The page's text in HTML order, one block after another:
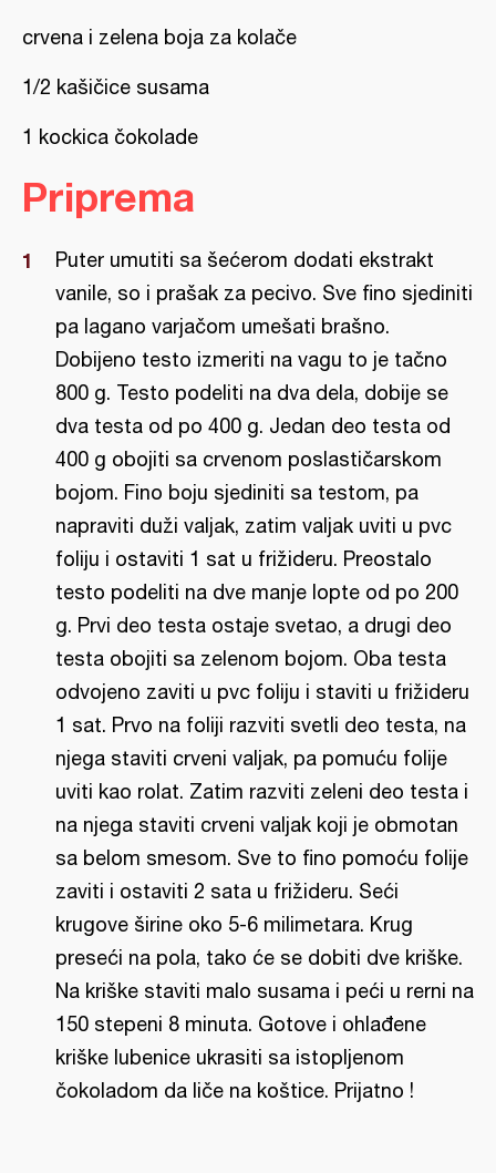
crvena i zelena boja za kolače
1/2 kašičice susama
1 kockica čokolade
Priprema
Puter umutiti sa šećerom dodati ekstrakt
vanile, so i prašak za pecivo. Sve fino sjediniti
pa lagano varjačom umešati brašno.
Dobijeno testo izmeriti na vagu to je tačno
800 g. Testo podeliti na dva dela, dobije se
dva testa od po 400 g. Jedan deo testa od
400 g obojiti sa crvenom poslastičarskom
bojom. Fino boju sjediniti sa testom, pa
napraviti duži valjak, zatim valjak uviti u pvc
foliju i ostaviti 1 sat u frižideru. Preostalo
testo podeliti na dve manje lopte od po 200
g. Prvi deo testa ostaje svetao, a drugi deo
testa obojiti sa zelenom bojom. Oba testa
odvojeno zaviti u pvc foliju i staviti u frižideru
1 sat. Prvo na foliji razviti svetli deo testa, na
njega staviti crveni valjak, pa pomuću folije
uviti kao rolat. Zatim razviti zeleni deo testa i
na njega staviti crveni valjak koji je obmotan
sa belom smesom. Sve to fino pomoću folije
zaviti i ostaviti 2 sata u frižideru. Seći
krugove širine oko 5-6 milimetara. Krug
preseći na pola, tako će se dobiti dve kriške.
Na kriške staviti malo susama i peći u rerni na
150 stepeni 8 minuta. Gotove i ohlađene
kriške lubenice ukrasiti sa istopljenom
čokoladom da liče na koštice. Prijatno !